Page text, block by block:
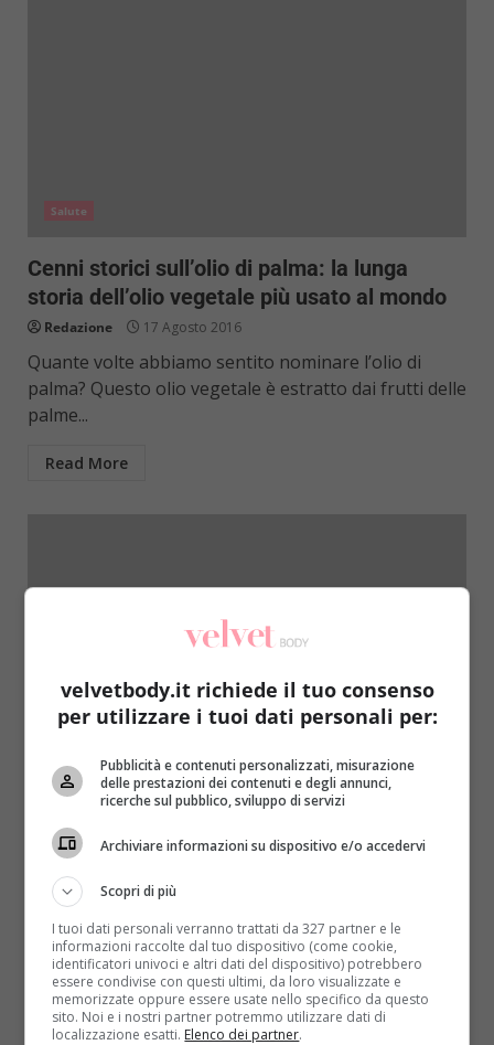
Salute
Cenni storici sull’olio di palma: la lunga
storia dell’olio vegetale più usato al mondo
Redazione 17 Agosto 2016
Quante volte abbiamo sentito nominare l’olio di
palma? Questo olio vegetale è estratto dai frutti delle
palme...
Read More
L’olio di palma nell’alimentazione: davvero è
dannoso per la nostra salute?
Redazione
Nonostante negli ultimi tempi si sia largamente
discusso dell’olio di palma e dei suoi effetti
sull’organismo, una...
Read More
velvetbody.it richiede il tuo consenso
per utilizzare i tuoi dati personali per:
Pubblicità e contenuti personalizzati, misurazione
delle prestazioni dei contenuti e degli annunci,
ricerche sul pubblico, sviluppo di servizi
Archiviare informazioni su dispositivo e/o accedervi
Scopri di più
I tuoi dati personali verranno trattati da 327 partner e le
informazioni raccolte dal tuo dispositivo (come cookie,
identificatori univoci e altri dati del dispositivo) potrebbero
essere condivise con questi ultimi, da loro visualizzate e
memorizzate oppure essere usate nello specifico da questo
sito. Noi e i nostri partner potremmo utilizzare dati di
localizzazione esatti. Elenco dei partner.